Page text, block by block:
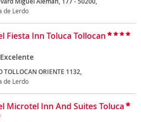
de Lerdo
Fiesta Inn Toluca Tollocan
Excelente
TOLLOCAN ORIENTE 1132,
de Lerdo
Microtel Inn And Suites Toluca